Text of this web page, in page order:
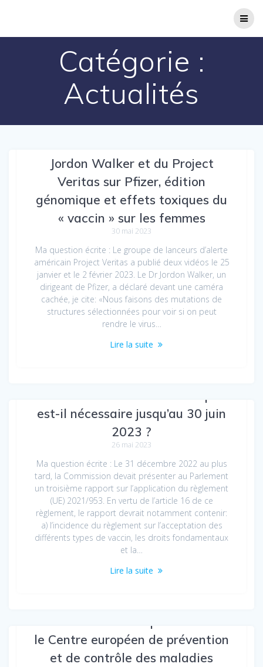
Catégorie :
Actualités
Jordon Walker et du Project
Veritas sur Pfizer, édition
génomique et effets toxiques du
« vaccin » sur les femmes
30 mai 2023
Ma question écrite : Le groupe de lanceurs d’alerte
américain Project Veritas a publié deux vidéos le 25
janvier et le 2 février 2023. Le Dr Jordon Walker, un
dirigeant de Pfizer, a déclaré devant une caméra
cachée, je cite: «Nous faisons des mutations de
structures sélectionnées pour voir si on peut
rendre le virus…
Lire la suite
est-il nécessaire jusqu’au 30 juin
2023 ?
26 mai 2023
Ma question écrite : Le 31 décembre 2022 au plus
tard, la Commission devait présenter au Parlement
un troisième rapport sur l’application du règlement
(UE) 2021/953. En vertu de l’article 16 de ce
règlement, le rapport devrait notamment contenir:
a) l’incidence du règlement sur l’acceptation des
différents types de vaccin, les droits fondamentaux
et la…
Lire la suite
le Centre européen de prévention
et de contrôle des maladies